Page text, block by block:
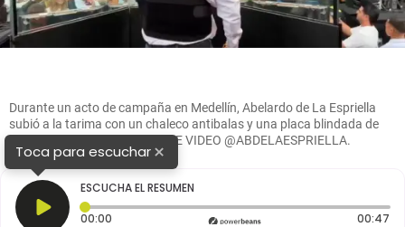
Durante un acto de campaña en Medellín, Abelardo de La Espriella
subió a la tarima con un chaleco antibalas y una placa blindada de
protección. FOTO: TOMADA DE VIDEO @ABDELAESPRIELLA.
Toca para escuchar×
ESCUCHA EL RESUMEN
00:00 Tiempo transcurrido: 0 segundos 00:47